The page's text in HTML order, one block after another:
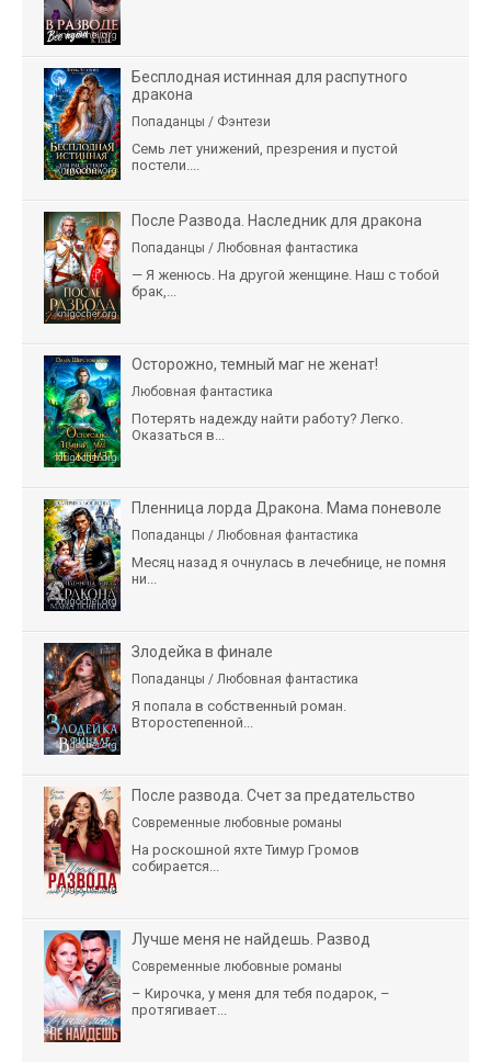
Бесплодная истинная для распутного
дракона
Попаданцы / Фэнтези
Семь лет унижений, презрения и пустой
постели....
После Развода. Наследник для дракона
Попаданцы / Любовная фантастика
— Я женюсь. На другой женщине. Наш с тобой
брак,...
Осторожно, темный маг не женат!
Любовная фантастика
Потерять надежду найти работу? Легко.
Оказаться в...
Пленница лорда Дракона. Мама поневоле
Попаданцы / Любовная фантастика
Месяц назад я очнулась в лечебнице, не помня
ни...
Злодейка в финале
Попаданцы / Любовная фантастика
Я попала в собственный роман.
Второстепенной...
После развода. Счет за предательство
Современные любовные романы
На роскошной яхте Тимур Громов
собирается...
Лучше меня не найдешь. Развод
Современные любовные романы
– Кирочка, у меня для тебя подарок, –
протягивает...